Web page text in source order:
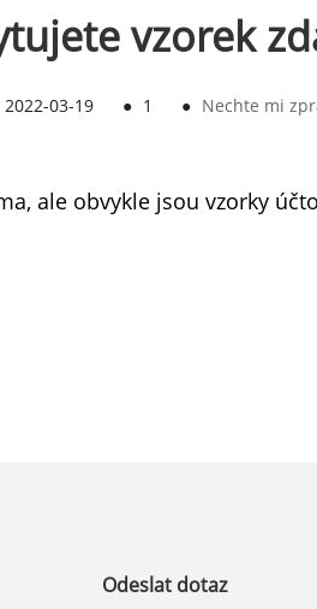
vzorek
2022-03-19 ● 1 ● Nechte mi
ale obvykle jsou vzorky
Odeslat dotaz